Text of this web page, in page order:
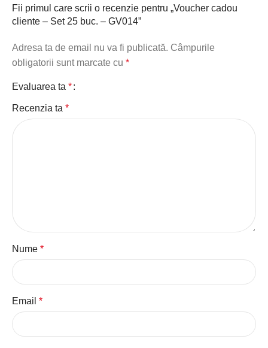
Fii primul care scrii o recenzie pentru „Voucher cadou
cliente – Set 25 buc. – GV014”
Adresa ta de email nu va fi publicată. Câmpurile
obligatorii sunt marcate cu *
Evaluarea ta *
Recenzia ta *
Nume *
Email *